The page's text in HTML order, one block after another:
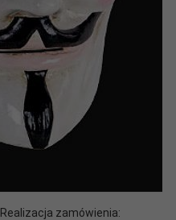
Realizacja zamówienia: